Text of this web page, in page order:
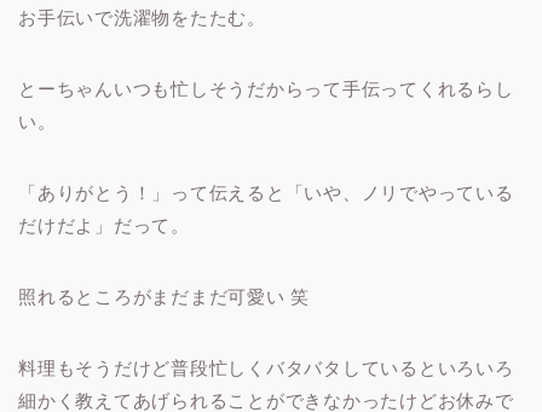
お手伝いで洗濯物をたたむ。
とーちゃんいつも忙しそうだからって手伝ってくれるらし
い。
「ありがとう！」って伝えると「いや、ノリでやっている
だけだよ」だって。
照れるところがまだまだ可愛い 笑
料理もそうだけど普段忙しくバタバタしているといろいろ
細かく教えてあげられることができなかったけどお休みで